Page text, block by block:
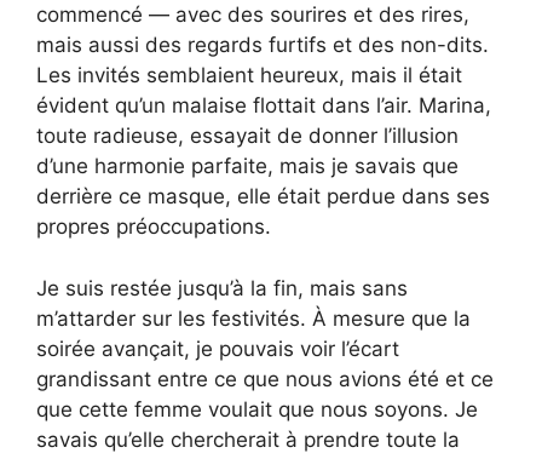
commencé — avec des sourires et des rires,
mais aussi des regards furtifs et des non-dits.
Les invités semblaient heureux, mais il était
évident qu’un malaise flottait dans l’air. Marina,
toute radieuse, essayait de donner l’illusion
d’une harmonie parfaite, mais je savais que
derrière ce masque, elle était perdue dans ses
propres préoccupations.
Je suis restée jusqu’à la fin, mais sans
m’attarder sur les festivités. À mesure que la
soirée avançait, je pouvais voir l’écart
grandissant entre ce que nous avions été et ce
que cette femme voulait que nous soyons. Je
savais qu’elle chercherait à prendre toute la